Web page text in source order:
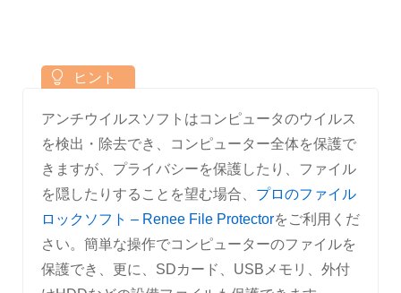
アンチウイルスソフトはコンピュータのウイルス
を検出・除去でき、コンピューター全体を保護で
きますが、プライバシーを保護したり、ファイル
を隠したりすることを望む場合、 プロのファイル
ロックソフト – Renee File Protectorをご利用くだ
さい。簡単な操作でコンピューターのファイルを
保護でき、更に、SDカード、USBメモリ、外付